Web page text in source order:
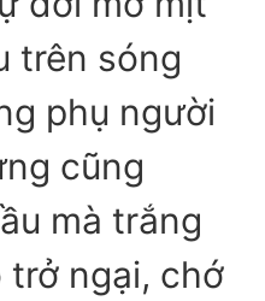
trên sóng
phụ người
cũng
mà trắng
trở ngại, chớ